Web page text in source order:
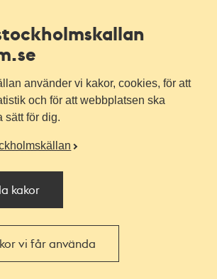
använder vi kakor, cookies, för att
och för att webbplatsen ska
sätt för dig.
kakor
vi får använda